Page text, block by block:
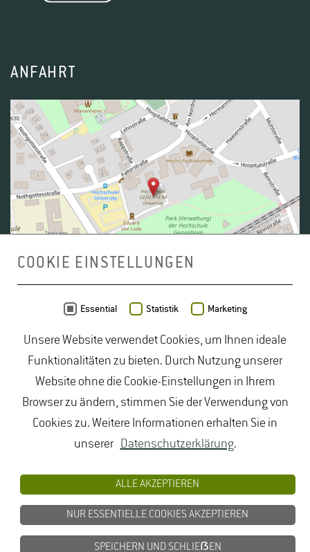
ANFAHRT
OpenStreetMap - Veröffentlicht unterODbL
duales Studium Gartenbau| Gartenbau Studium|
Lebensmittelrecht Studium|Lebensmittelsicherheit
Studium| Naturschutz Studium|Oenologie
Studium| Studiengang Logistik|Studiengänge
Lebensmittel |Studiengänge Natur| Studiengänge
Studium Landschaftsarchitektur
Studium Lebensmittel|Studium
Lebensmittelsicherheit|Studium Logistik|Studium
Studium Naturschutz|Studium
COOKIE EINSTELLUNGEN
Essential Statistik Marketing
Unsere Website verwendet Cookies, um Ihnen ideale
Funktionalitäten zu bieten. Durch Nutzung unserer
Website ohne die Cookie-Einstellungen in Ihrem
Browser zu ändern, stimmen Sie der Verwendung von
Cookies zu. Weitere Informationen erhalten Sie in
unserer Datenschutzerklärung.
ALLE AKZEPTIEREN
NUR ESSENTIELLE COOKIES AKZEPTIEREN
SPEICHERN UND SCHLIEẞEN